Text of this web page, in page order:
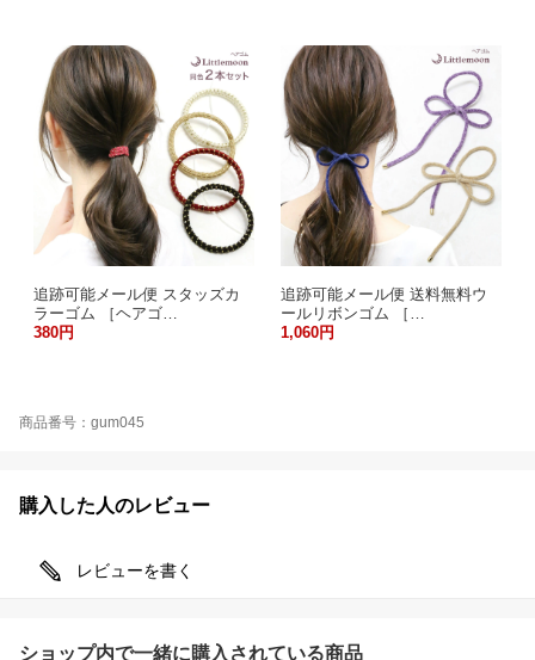
追跡可能メール便 スタッズカ
ラーゴム ［ヘアゴ…
380円
追跡可能メール便 送料無料ウ
ールリボンゴム ［…
1,060円
商品番号：gum045
購入した人のレビュー
レビューを書く
ショップ内で一緒に購入されている商品